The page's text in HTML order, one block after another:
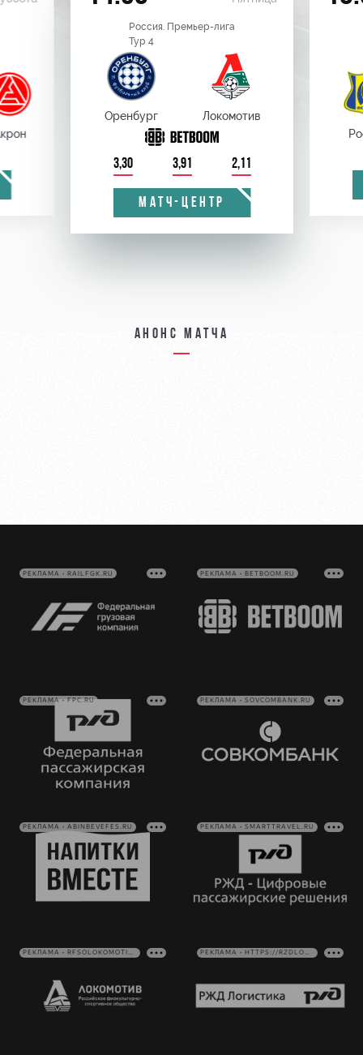
Россия. Премьер-лига
Тур 4
Оренбург Локомотив
3,30 3,91 2,11
МАТЧ-ЦЕНТР
Анонс матча
РЕКЛАМА • RAILFGK.RU РЕКЛАМА • BETBOOM.RU
РЕКЛАМА • FPC.RU РЕКЛАМА • SOVCOMBANK.RU
РЕКЛАМА • ABINBEVEFES.RU РЕКЛАМА • SMARTTRAVEL.RU
РЕКЛАМА • RFSOLOKOMOTIV.RU РЕКЛАМА • HTTPS://RZDLOG.RU/